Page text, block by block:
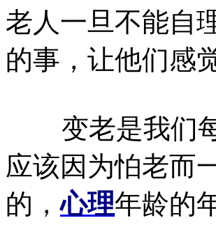
老人一旦不能自
的事，让他们感
变老是我们每
应该因为怕老而
的，心理年龄的